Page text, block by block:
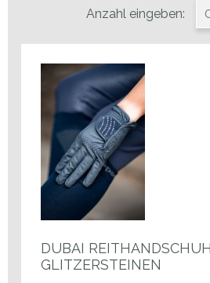
Anzahl eingeben:
DUBAI
GLITZERSTEINEN